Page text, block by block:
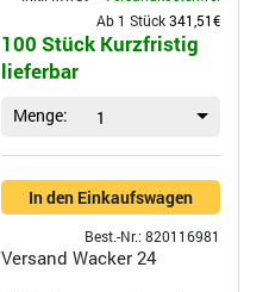
Ab 1 Stück341,51€
100 Stück Kurzfristig
lieferbar
Menge: 1
In den Einkaufswagen
Best.-Nr.: 820116981
Versand Wacker 24